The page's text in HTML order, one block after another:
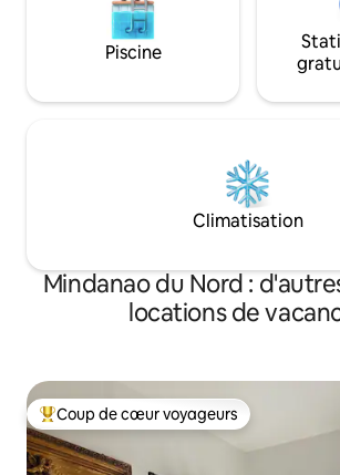
Piscine
Climatisation
Mindanao du Nord :
locations de
Coups de cœur voyageurs les plus
Coup de cœur voyageurs